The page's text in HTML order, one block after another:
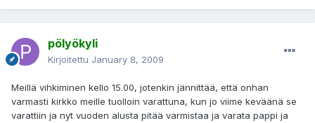
pölyökyli
Kirjoitettu January 8, 2009
Meillä vihkiminen kello 15.00, jotenkin jännittää, että onhan
varmasti kirkko meille tuolloin varattuna, kun jo viime keväänä se
varattiin ja nyt vuoden alusta pitää varmistaa ja varata pappi ja